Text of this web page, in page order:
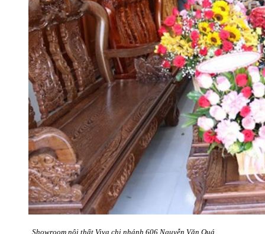
Showroom nội thất Viva chi nhánh 606 Nguyễn Văn Quá